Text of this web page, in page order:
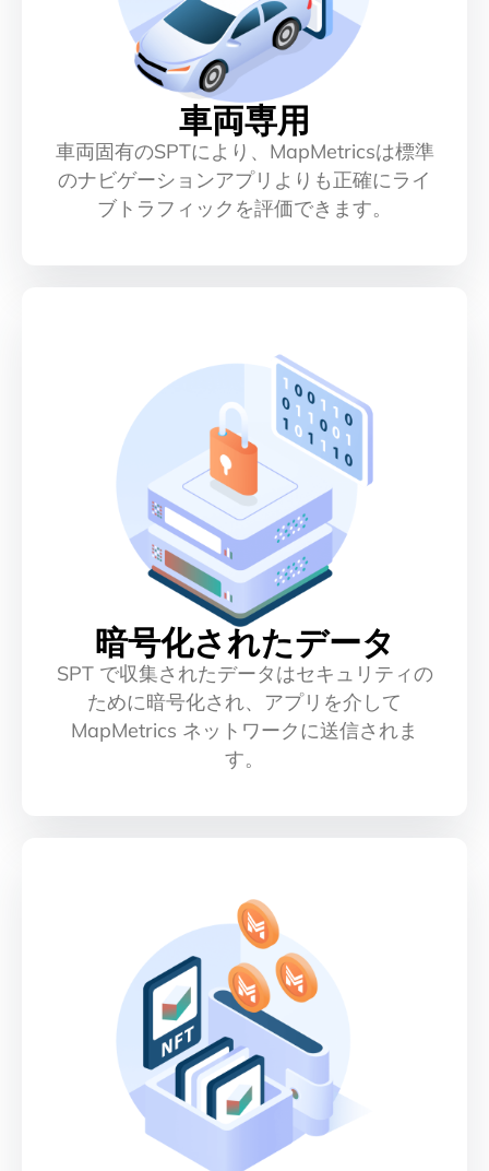
車両専用
車両固有のSPTにより、MapMetricsは標準
のナビゲーションアプリよりも正確にライ
ブトラフィックを評価できます。
暗号化されたデータ
SPT で収集されたデータはセキュリティの
ために暗号化され、アプリを介して
MapMetrics ネットワークに送信されま
す。